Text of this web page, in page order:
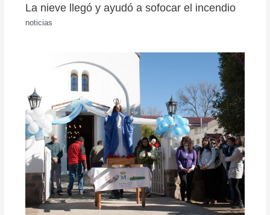
La nieve llegó y ayudó a sofocar el incendio
noticias